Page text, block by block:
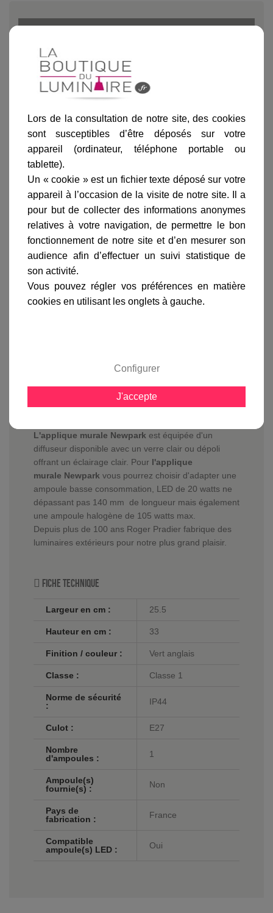
Noir Blanc Bleu
marque
livraison
Applique murale Newpark Vert
L'applique murale Newpark est équipée d'un
diffuseur disponible avec un verre clair ou dépoli
offrant un éclairage clair. Pour l'applique
murale Newpark vous pourrez choisir d'adapter une
ampoule basse consommation, LED de 20 watts ne
dépassant pas 140 mm de longueur mais également
une ampoule halogène de 105 watts max.
Depuis plus de 100 ans Roger Pradier fabrique des
luminaires extérieurs pour notre plus grand plaisir.
Fiche technique
Largeur en cm : 25.5
Hauteur en cm : 33
Finition / couleur : Vert anglais
Classe : Classe 1
Norme de sécurité
:
IP44
Culot : E27
Nombre
d'ampoules :
1
Ampoule(s)
fournie(s) :
Non
Pays de
fabrication :
France
Compatible
ampoule(s) LED :
Oui
Lors de la consultation de notre site, des cookies
sont susceptibles d’être déposés sur votre
appareil (ordinateur, téléphone portable ou
tablette).
Un « cookie » est un fichier texte déposé sur votre
appareil à l’occasion de la visite de notre site. Il a
pour but de collecter des informations anonymes
relatives à votre navigation, de permettre le bon
fonctionnement de notre site et d’en mesurer son
audience afin d’effectuer un suivi statistique de
son activité.
Vous pouvez régler vos préférences en matière
cookies en utilisant les onglets à gauche.
Configurer
J'accepte